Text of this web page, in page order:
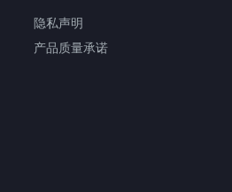
隐私声明
产品质量承诺